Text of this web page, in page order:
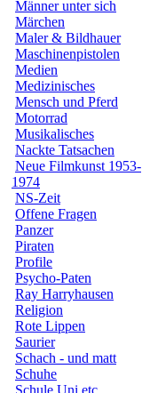
Männer unter sich
Märchen
Maler & Bildhauer
Maschinenpistolen
Medien
Medizinisches
Mensch und Pferd
Motorrad
Musikalisches
Nackte Tatsachen
Neue Filmkunst 1953-
1974
NS-Zeit
Offene Fragen
Panzer
Piraten
Profile
Psycho-Paten
Ray Harryhausen
Religion
Rote Lippen
Saurier
Schach - und matt
Schuhe
Schule Uni etc